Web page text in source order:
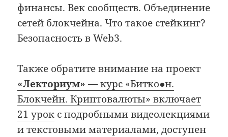
финансы. Век сообществ. Объединение
сетей блокчейна. Что такое стейкинг?
Безопасность в Web3.
Также обратите внимание на проект
«Лекториум» — курс «Битко●н.
Блокчейн. Криптовалюты» включает
21 урок с подробными видеолекциями
и текстовыми материалами, доступен